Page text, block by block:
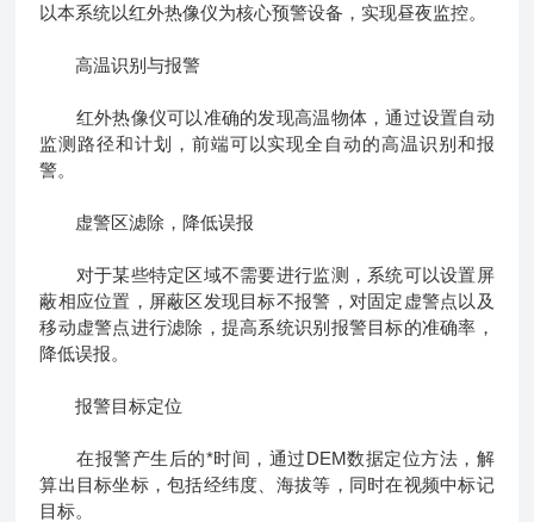
以本系统以红外热像仪为核心预警设备，实现昼夜监控。
高温识别与报警
红外热像仪可以准确的发现高温物体，通过设置自动
监测路径和计划，前端可以实现全自动的高温识别和报
警。
虚警区滤除，降低误报
对于某些特定区域不需要进行监测，系统可以设置屏
蔽相应位置，屏蔽区发现目标不报警，对固定虚警点以及
移动虚警点进行滤除，提高系统识别报警目标的准确率，
降低误报。
报警目标定位
在报警产生后的*时间，通过DEM数据定位方法，解
算出目标坐标，包括经纬度、海拔等，同时在视频中标记
目标。